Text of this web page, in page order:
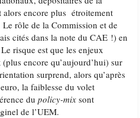
alors encore plus étroitement
Le rôle de la Commission et de
cités dans la note du CAE !) en
risque est que les enjeux
encore qu’aujourd’hui) sur
surprend, alors qu’après
la faiblesse du volet
dupolicy-mix sont
de l’UEM.